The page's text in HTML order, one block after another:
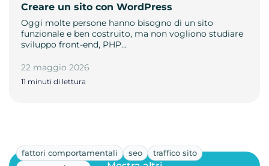
Creare un sito con WordPress
Oggi molte persone hanno bisogno di un sito
funzionale e ben costruito, ma non vogliono studiare
sviluppo front-end, PHP…
22 maggio 2026
11 minuti di lettura
fattori comportamentali seo
traffico sito